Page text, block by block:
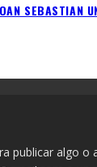
SEBASTIAN
publicar algo o